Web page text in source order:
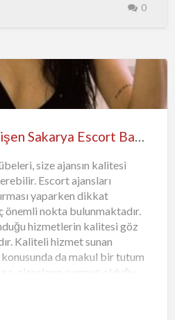
adresleri üzerinden
imkanı sunmaktadır.
Twitter gibi
bulup, mesaj yoluyla iletişime
0
Otellere Gelip Sevişen Sakarya Escort Bayan Nalan
size ajansın kalitesi
Escort ajansları
yaparken dikkat
nokta bulunmaktadır.
hizmetlerin kalitesi göz
Kaliteli hizmet sunan
da makul bir tutum
ajansların sunmuş olduğu
da fiyat karşılaştırması
Bazı ajanslar sadece